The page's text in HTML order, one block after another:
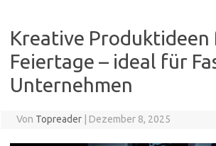
Kreative Produktideen
Feiertage – ideal für
Unternehmen
Von Topreader Dezember 8, 2025